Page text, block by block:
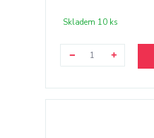
Skladem 10 ks